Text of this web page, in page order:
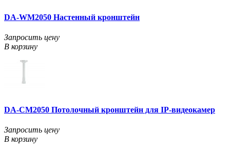
DA-WM2050 Настенный кронштейн
Запросить цену
В корзину
DA-CM2050 Потолочный кронштейн для IP-видеокамер
Запросить цену
В корзину